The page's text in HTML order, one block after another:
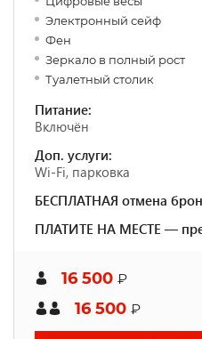
Электронный сейф
Фен
Зеркало в полный рост
Туалетный столик
Питание:
Включён
Доп. услуги:
Wi-Fi, парковка
БЕСПЛАТНАЯ отмена
ПЛАТИТЕ НА МЕСТЕ —
16 500 ₽
16 500 ₽